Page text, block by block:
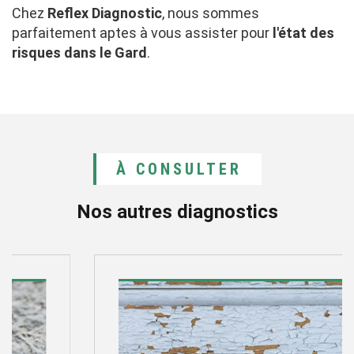
Chez Reflex Diagnostic, nous sommes
parfaitement aptes à vous assister pour l'état des
risques dans le Gard .
À CONSULTER
Nos autres diagnostics